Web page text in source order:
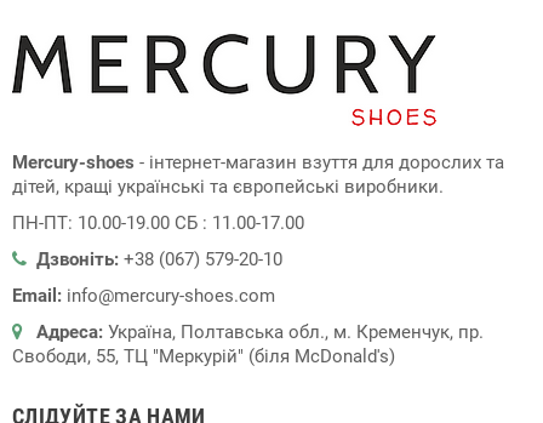
Mercury-shoes - інтернет-магазин взуття для дорослих та
дітей, кращі українські та європейські виробники.
ПН-ПТ: 10.00-19.00 СБ : 11.00-17.00
Дзвоніть: +38 (067) 579-20-10
Email: info@mercury-shoes.com
Адреса: Україна, Полтавська обл., м. Кременчук, пр.
Свободи, 55, ТЦ "Меркурій" (біля McDonald's)
СЛІДУЙТЕ ЗА НАМИ